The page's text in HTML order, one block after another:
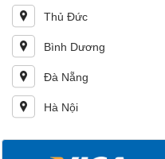
Thủ Đức
Bình Dương
Đà Nẵng
Hà Nội